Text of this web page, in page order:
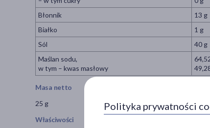
Błonnik
13 g
Białko
1 g
Sól
40 g
Maślan sodu,
w tym – kwas masłowy
Masa netto
25 g
Właściwości
Polityka prywatności